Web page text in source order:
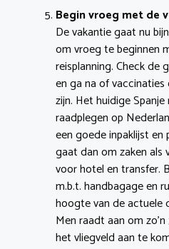
Begin vroeg met de
De vakantie gaat nu
om vroeg te beginnen
reisplanning. Check de
en ga na of
zijn. Het huidige
raadplegen op
een goede inpaklijst
gaat dan om zaken als
voor hotel en transfer.
m.b.t. handbagage en
hoogte van de actuele
Men raadt aan om
het vliegveld aan te